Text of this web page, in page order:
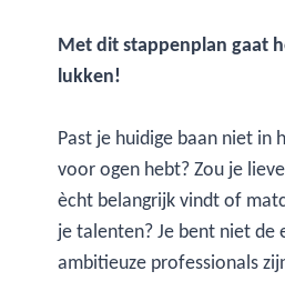
Met dit stappenplan gaat
lukken!
Past je huidige baan niet in
voor ogen hebt? Zou je
ècht belangrijk vindt of
je talenten? Je bent niet de
ambitieuze professionals